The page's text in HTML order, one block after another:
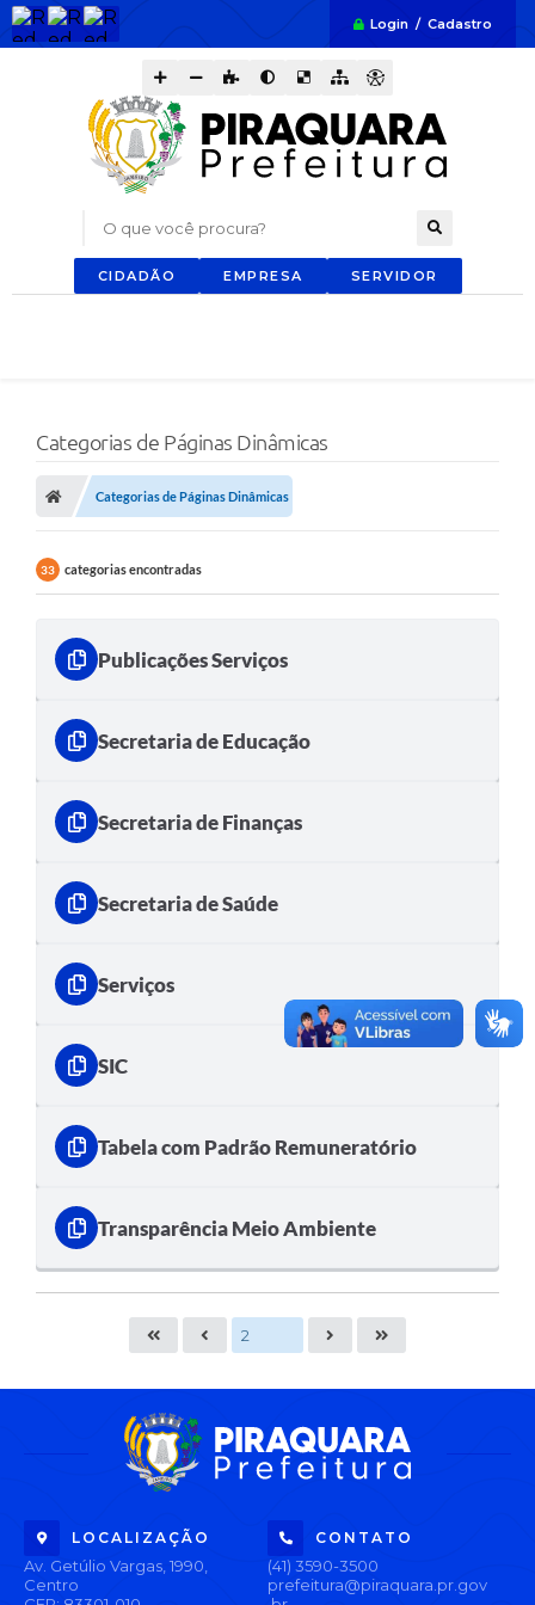
Login / Cadastro
O que você procura?
CIDADÃO EMPRESA SERVIDOR
Categorias de Páginas Dinâmicas
Categorias de Páginas Dinâmicas
33 categorias encontradas
Publicações Serviços
Secretaria de Educação
Secretaria de Finanças
Secretaria de Saúde
Serviços
SIC
Tabela com Padrão Remuneratório
Transparência Meio Ambiente
LOCALIZAÇÃO
Av. Getúlio Vargas, 1990,
Centro
CONTATO
(41) 3590-3500
prefeitura@piraquara.pr.gov